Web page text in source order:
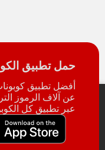
حمل تطبيق
أفضل تطبيق
عن آلاف الرموز
عبر تطبيق كل